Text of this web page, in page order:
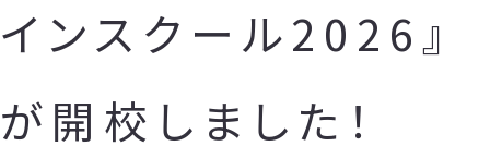
インスクール2026』
が開校しました！